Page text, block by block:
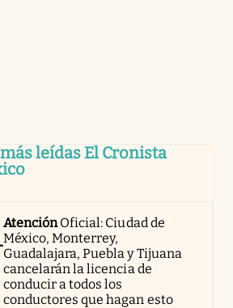
leídas El Cronista
AtenciónOficial: Ciudad de
México, Monterrey,
Guadalajara, Puebla y Tijuana
cancelarán la licencia de
conducir a todos los
conductores que hagan esto